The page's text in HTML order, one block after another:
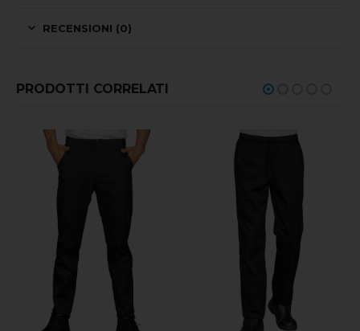
RECENSIONI (0)
PRODOTTI CORRELATI